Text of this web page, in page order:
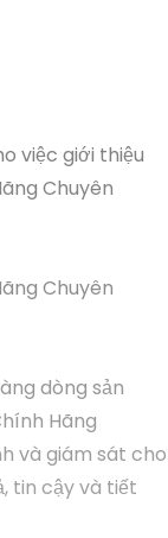
việc giới thiệu
Chuyên
Chuyên
dòng sản
Hãng
và giám sát cho
tin cậy và tiết